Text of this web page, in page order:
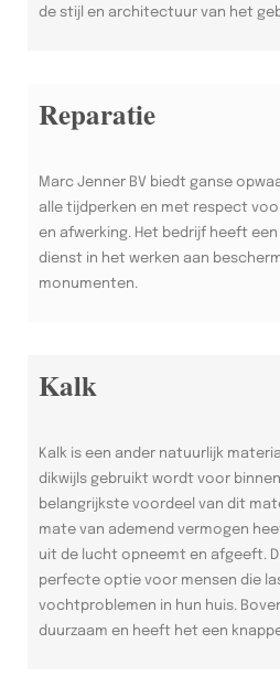
de stijl en architectuur van het
Reparatie
Marc Jenner BV biedt ganse
alle tijdperken en met respect
en afwerking. Het bedrijf heeft
dienst in het werken aan
monumenten.
Kalk
Kalk is een ander natuurlijk
dikwijls gebruikt wordt voor
belangrijkste voordeel van dit
mate van ademend vermogen
uit de lucht opneemt en afgeeft.
perfecte optie voor mensen die
vochtproblemen in hun huis.
duurzaam en heeft het een